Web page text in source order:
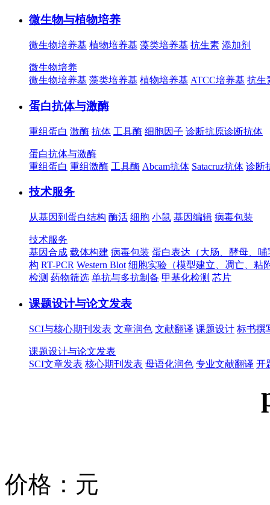
微生物与植物培养
微生物培养基 植物培养基 藻类培养基 抗生素 添加剂
微生物培养
微生物培养基 藻类培养基 植物培养基 ATCC培养基 抗生
蛋白抗体与激酶
重组蛋白 激酶 抗体 工具酶 细胞因子 诊断抗原诊断抗体
蛋白抗体与激酶
重组蛋白 重组激酶 工具酶 Abcam抗体 Satacruz抗体 诊断
技术服务
从基因到蛋白结构 酶活 细胞 小鼠 基因编辑 病毒包装
技术服务
基因合成 载体构建 病毒包装 蛋白表达（大肠、酵母、
构 RT-PCR Western Blot 细胞实验（模型建立、凋亡、粘
检测 药物筛选 单抗与多抗制备 甲基化检测 芯片
课题设计与论文发表
SCI与核心期刊发表 文章润色 文献翻译 课题设计 标书撰
课题设计与论文发表
SCI文章发表 核心期刊发表 母语化润色 专业文献翻译 开
价格： 元